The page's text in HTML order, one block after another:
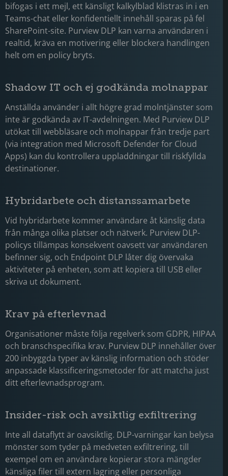
bifogas i ett mejl, ett känsligt kalkylblad klistras in i en
Teams-chat eller konfidentiellt innehåll sparas på fel
SharePoint-site. Purview DLP kan varna användaren i
realtid, kräva en motivering eller blockera handlingen
helt om en policy bryts.
Shadow IT och ej godkända molnappar
Anställda använder i allt högre grad molntjänster som
inte är godkända av IT-avdelningen. Med Purview DLP
utökat till webbläsare och molnappar från tredje part
(via integration med Microsoft Defender for Cloud
Apps) kan du kontrollera uppladdningar till riskfyllda
destinationer.
Hybridarbete och distanssamarbete
Vid hybridarbete kommer användare åt känslig data
från många olika platser och nätverk. Purview DLP-
policys tillämpas konsekvent oavsett var användaren
befinner sig, och Endpoint DLP låter dig övervaka
aktiviteter på enheten, som att kopiera till USB eller
skriva ut dokument.
Krav på efterlevnad
Organisationer måste följa regelverk som GDPR, HIPAA
och branschspecifika krav. Purview DLP innehåller över
200 inbyggda typer av känslig information och stöder
anpassade klassificeringsmetoder för att matcha just
ditt efterlevnadsprogram.
Insider-risk och avsiktlig exfiltrering
Inte all dataflytt är oavsiktlig. DLP-varningar kan belysa
mönster som tyder på medveten exfiltrering, till
exempel om en användare kopierar stora mängder
känsliga filer till extern lagring eller personliga